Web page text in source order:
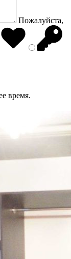
Пожалуйста,
время.